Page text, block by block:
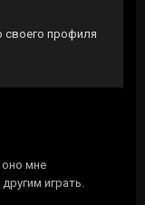
профиля
мне
играть.